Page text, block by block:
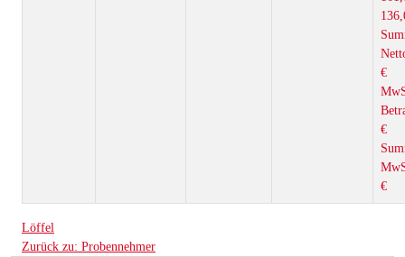
€
€
€
Löffel
Zurück zu: Probennehmer